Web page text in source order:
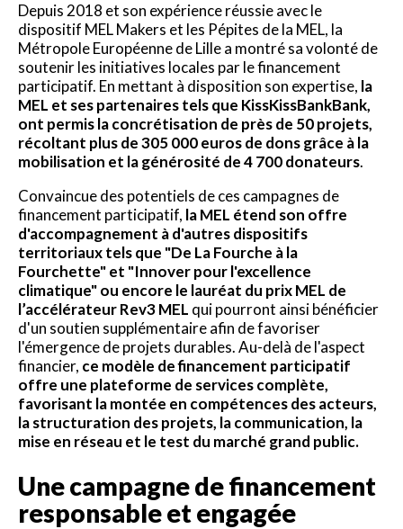
Depuis 2018 et son expérience réussie avec le
dispositif MEL Makers et les Pépites de la MEL, la
Métropole Européenne de Lille a montré sa volonté de
soutenir les initiatives locales par le financement
participatif. En mettant à disposition son expertise, la
MEL et ses partenaires tels que KissKissBankBank,
ont permis la concrétisation de près de 50 projets,
récoltant plus de 305 000 euros de dons grâce à la
mobilisation et la générosité de 4 700 donateurs.
Convaincue des potentiels de ces campagnes de
financement participatif, la MEL étend son offre
d'accompagnement à d'autres dispositifs
territoriaux tels que "De La Fourche à la
Fourchette" et "Innover pour l'excellence
climatique" ou encore le lauréat du prix MEL de
l’accélérateur Rev3 MEL qui pourront ainsi bénéficier
d'un soutien supplémentaire afin de favoriser
l'émergence de projets durables. Au-delà de l'aspect
financier, ce modèle de financement participatif
offre une plateforme de services complète,
favorisant la montée en compétences des acteurs,
la structuration des projets, la communication, la
mise en réseau et le test du marché grand public.
Une campagne de financement
responsable et engagée